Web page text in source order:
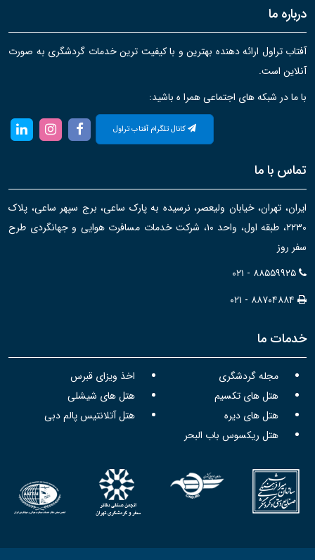
درباره ما
آفتاب تراول ارائه دهنده بهترین و با کیفیت ترین خدمات گردشگری به صورت
آنلاین است.
با ما در شبکه های اجتماعی همرا ه باشید:
کانال تلگرام آفتاب تراول
تماس با ما
ایران، تهران، خیابان ولیعصر، نرسیده به پارک ساعی، برج سپهر ساعی، پلاک
۲۲۳۰، طبقه اول، واحد ۱۰، شرکت خدمات مسافرت هوایی و جهانگردی طرح
سفر روز
۰۲۱ - ۸۸۵۵۹۹۲۵
۰۲۱ - ۸۸۷۰۴۸۸۴
خدمات ما
مجله گردشگری
اخذ ویزای قبرس
هتل های تکسیم
هتل های شیشلی
هتل های دیره
هتل آتلانتیس پالم دبی
هتل ریکسوس باب البحر